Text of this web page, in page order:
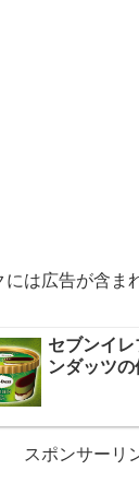
は広告が含ま
セブンイ
ンダッツの
スポンサーリ